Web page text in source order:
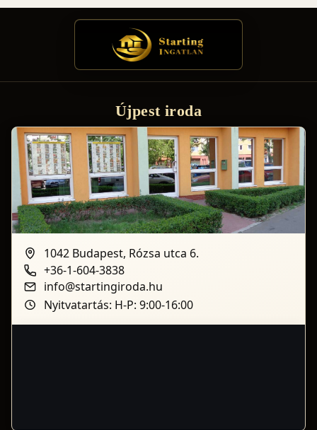
Újpest iroda
1042 Budapest, Rózsa utca 6.
+36-1-604-3838
info@startingiroda.hu
Nyitvatartás: H-P: 9:00-16:00